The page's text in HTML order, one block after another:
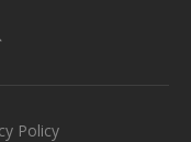
Policy